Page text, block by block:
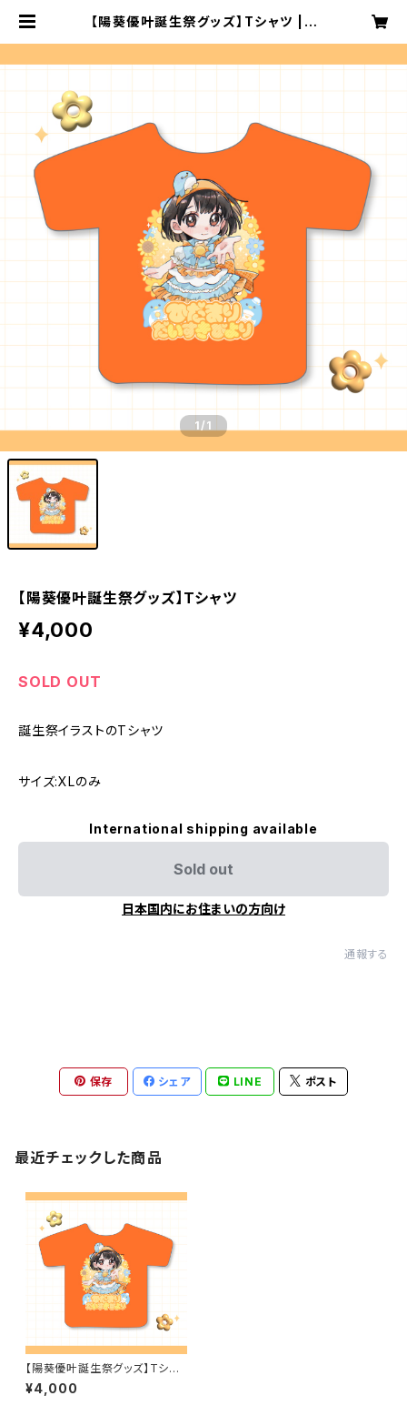
【陽葵優叶誕生祭グッズ】Tシャツ | y
1/1
【陽葵優叶誕生祭グッズ】Tシャツ
¥4,000
SOLD OUT
誕生祭イラストのTシャツ
サイズ:XLのみ
International shipping available
Sold out
日本国内にお住まいの方向け
通報する
保存 シェア LINE ポスト
最近チェックした商品
【陽葵優叶誕生祭グッズ】Tシャ
ツ
¥4,000